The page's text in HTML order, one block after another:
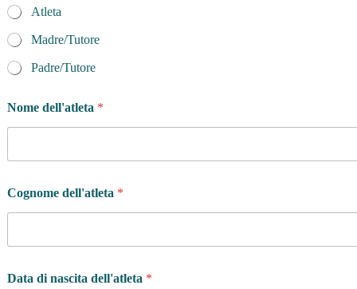
Atleta
Madre/Tutore
Padre/Tutore
Nome dell'atleta *
Cognome dell'atleta *
Data di nascita dell'atleta *